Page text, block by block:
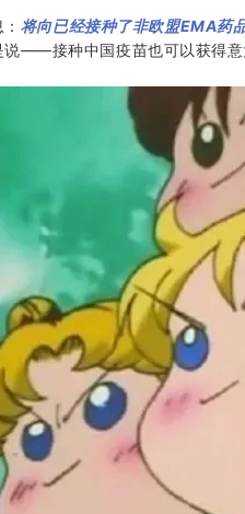
将向已经接种了非欧盟EMA药
说——接种中国疫苗也可以获得意